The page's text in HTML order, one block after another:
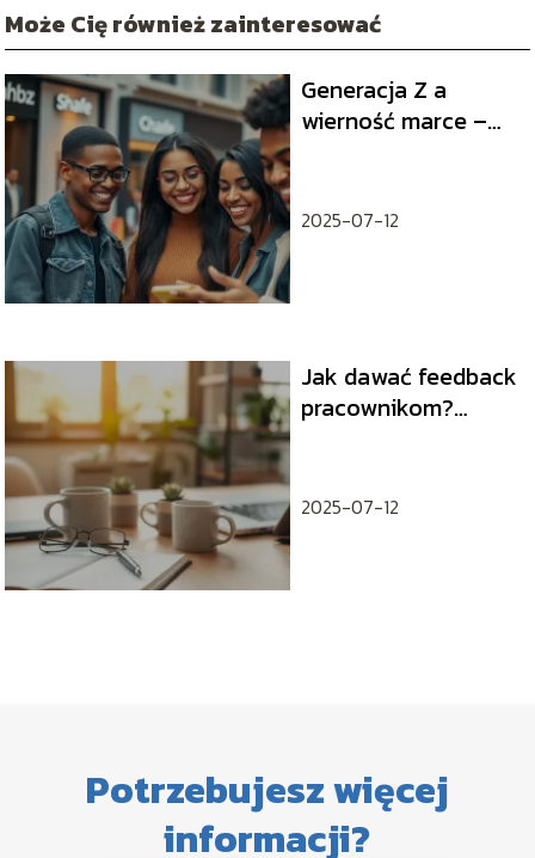
Może Cię również zainteresować
Generacja Z a
wierność marce –
2025-07-12
Jak dawać feedback
pracownikom?
2025-07-12
Potrzebujesz więcej
informacji?